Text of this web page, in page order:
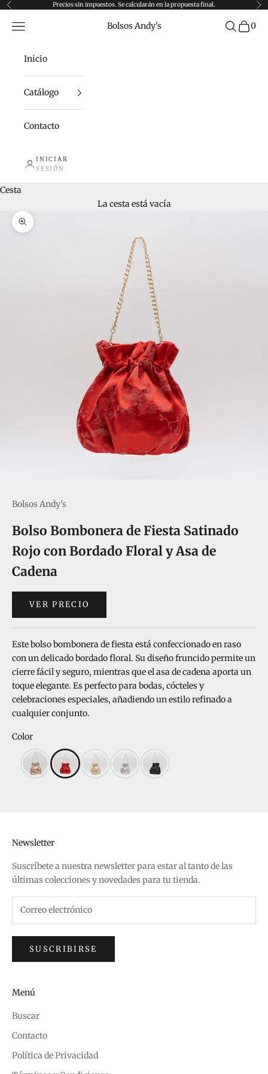
Ir al contenido
Anterior Precios sin impuestos. Se calcularán en la propuesta final.
Bolsos Andy's
Menú Buscar0
Inicio
Catálogo
Contacto
INICIAR
SESIÓN
Cesta
La cesta está vacía
Zoom
Bolsos Andy's
Bolso Bombonera de Fiesta Satinado
Rojo con Bordado Floral y Asa de
Cadena
VER PRECIO
Este bolso bombonera de fiesta está confeccionado en raso
con un delicado bordado floral. Su diseño fruncido permite un
cierre fácil y seguro, mientras que el asa de cadena aporta un
toque elegante. Es perfecto para bodas, cócteles y
celebraciones especiales, añadiendo un estilo refinado a
cualquier conjunto.
Color
Newsletter
Suscríbete a nuestra newsletter para estar al tanto de las
últimas colecciones y novedades para tu tienda.
SUSCRIBIRSE
Menú
Buscar
Contacto
Política de Privacidad